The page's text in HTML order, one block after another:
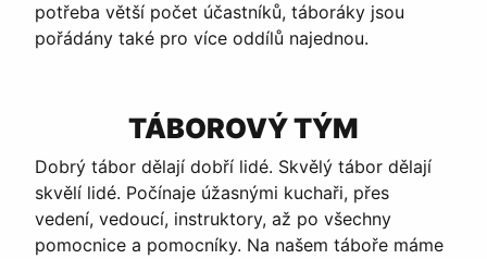
potřeba větší počet účastníků, táboráky jsou
pořádány také pro více oddílů najednou.
TÁBOROVÝ TÝM
Dobrý tábor dělají dobří lidé. Skvělý tábor dělají
skvělí lidé. Počínaje úžasnými kuchaři, přes
vedení, vedoucí, instruktory, až po všechny
pomocnice a pomocníky. Na našem táboře máme